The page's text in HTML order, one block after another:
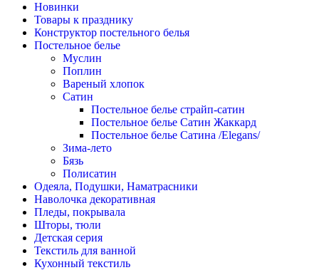
Новинки
Товары к празднику
Конструктор постельного белья
Постельное белье
Муслин
Поплин
Вареный хлопок
Сатин
Постельное белье страйп-сатин
Постельное белье Сатин Жаккард
Постельное белье Сатина /Elegans/
Зима-лето
Бязь
Полисатин
Одеяла, Подушки, Наматрасники
Наволочка декоративная
Пледы, покрывала
Шторы, тюли
Детская серия
Текстиль для ванной
Кухонный текстиль